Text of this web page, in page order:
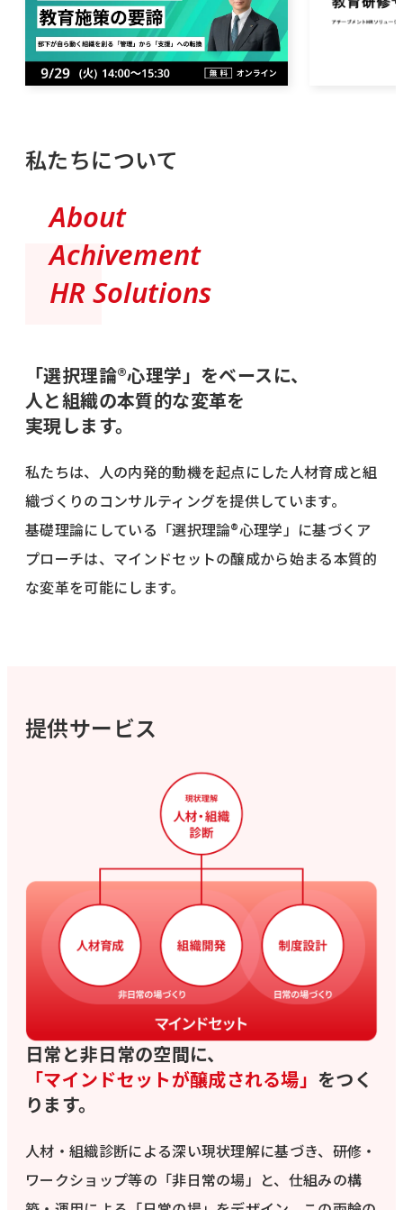
私たちについて
About
Achivement
HR Solutions
「選択理論®心理学」をベースに、
人と組織の本質的な変革を
実現します。
私たちは、人の内発的動機を起点にした人材育成と組
織づくりのコンサルティングを提供しています。
基礎理論にしている「選択理論®心理学」に基づくア
プローチは、マインドセットの醸成から始まる本質的
な変革を可能にします。
提供サービス
日常と非日常の空間に、
「マインドセットが醸成される場」 をつく
ります。
人材・組織診断による深い現状理解に基づき、研修・
ワークショップ等の「非日常の場」と、仕組みの構